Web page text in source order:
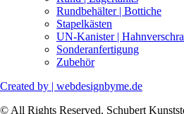
Rundbehälter | Bottiche
Stapelkästen
UN-Kanister |
Sonderanfertigung
Zubehör
Created by | webdesignbyme.de
© All Rights Reserved. Schubert